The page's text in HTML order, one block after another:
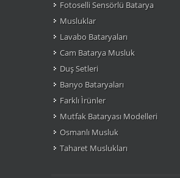
Fotoselli Sensörlü Batarya
Musluklar
Lavabo Bataryaları
Cam Batarya Musluk
Duş Setleri
Banyo Bataryaları
Farklı Ìrünler
Mutfak Bataryası Modelleri
Osmanlı Musluk
Taharet Muslukları